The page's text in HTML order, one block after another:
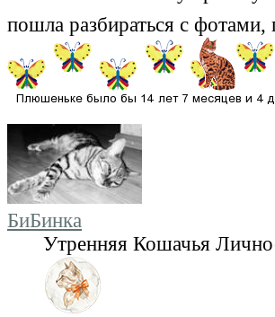
пошла разбираться с фотами,
БиБинка
Утренняя Кошачья